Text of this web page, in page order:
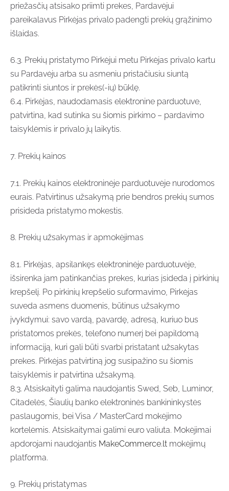
priežasčių atsisako priimti prekes, Pardavėjui
pareikalavus Pirkėjas privalo padengti prekių grąžinimo
išlaidas.
6.3. Prekių pristatymo Pirkėjui metu Pirkėjas privalo kartu
su Pardavėju arba su asmeniu pristačiusiu siuntą
patikrinti siuntos ir prekės(-ių) būklę.
6.4. Pirkėjas, naudodamasis elektronine parduotuve,
patvirtina, kad sutinka su šiomis pirkimo – pardavimo
taisyklėmis ir privalo jų laikytis.
7. Prekių kainos
7.1. Prekių kainos elektroninėje parduotuvėje nurodomos
eurais. Patvirtinus užsakymą prie bendros prekių sumos
prisideda pristatymo mokestis.
8. Prekių užsakymas ir apmokėjimas
8.1. Pirkėjas, apsilankęs elektroninėje parduotuvėje,
išsirenka jam patinkančias prekes, kurias įsideda į pirkinių
krepšelį. Po pirkinių krepšelio suformavimo, Pirkėjas
suveda asmens duomenis, būtinus užsakymo
įvykdymui: savo vardą, pavardę, adresą, kuriuo bus
pristatomos prekės, telefono numerį bei papildomą
informaciją, kuri gali būti svarbi pristatant užsakytas
prekes. Pirkėjas patvirtiną jog susipažino su šiomis
taisyklėmis ir patvirtina užsakymą.
8.3. Atsiskaityti galima naudojantis Swed, Seb, Luminor,
Citadelės, Šiaulių banko elektroninės bankininkystės
paslaugomis, bei Visa / MasterCard mokėjimo
kortelėmis. Atsiskaitymai galimi euro valiuta. Mokėjimai
apdorojami naudojantis MakeCommerce.lt mokėjimų
platforma.
9. Prekių pristatymas